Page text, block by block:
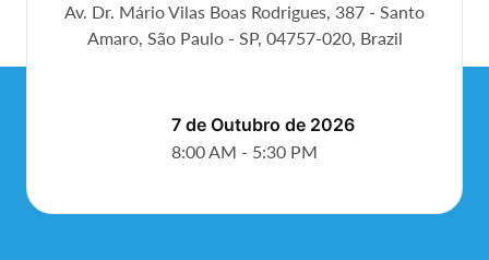
Av. Dr. Mário Vilas Boas Rodrigues, 387 - Santo
Amaro, São Paulo - SP, 04757-020, Brazil
7 De Out. De 2026
8:00 AM - 5:30 PM